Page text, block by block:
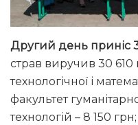
Другий день приніс
страв виручив 30 610
технологічної і
факультет
технологій – 8 150